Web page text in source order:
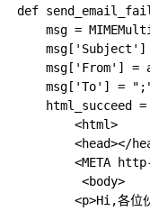
def
msg =
msg['Subject']
msg['From'] =
msg['To'] =
html_succeed =
        <html>
<head></
<META
         <body>
<p>Hi,各位